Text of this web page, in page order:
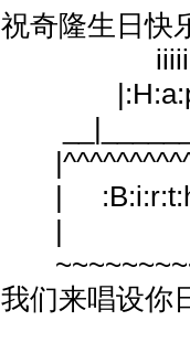
祝奇隆生日快
|
|
我们来唱设你